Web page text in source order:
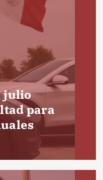
julio
para